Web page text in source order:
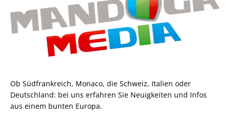
Ob Südfrankreich, Monaco, die Schweiz, Italien oder
Deutschland: bei uns erfahren Sie Neuigkeiten und Infos
aus einem bunten Europa.